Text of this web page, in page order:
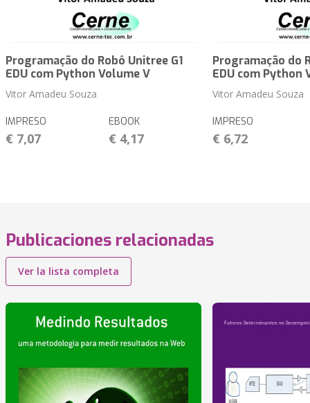
Programação do Robô Unitree G1
EDU com Python Volume V
Vitor Amadeu Souza
IMPRESO
€ 7,07
EBOOK
€ 4,17
Programação do
EDU com Python
Vitor Amadeu Souza
IMPRESO
€ 6,72
Publicaciones relacionadas
Ver la lista completa